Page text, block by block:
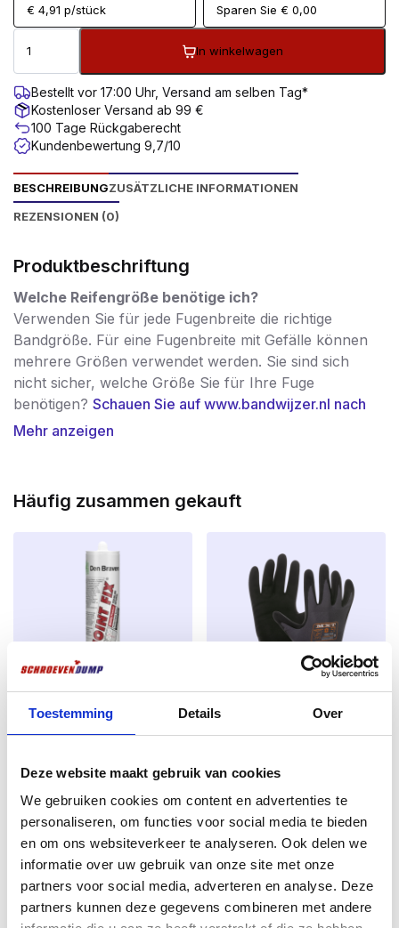
Toestemming Details Over
Deze website maakt gebruik van cookies
We gebruiken cookies om content en advertenties te
personaliseren, om functies voor social media te bieden
en om ons websiteverkeer te analyseren. Ook delen we
informatie over uw gebruik van onze site met onze
partners voor social media, adverteren en analyse. Deze
partners kunnen deze gegevens combineren met andere
€ 4,91 p/stück Sparen Sie€ 0,00
In winkelwagen
Bestellt vor 17:00 Uhr, Versand am selben Tag*
Kostenloser Versand ab 99 €
100 Tage Rückgaberecht
Kundenbewertung 9,7/10
BESCHREIBUNGZUSÄTZLICHE INFORMATIONEN
REZENSIONEN (0)
Produktbeschriftung
Welche Reifengröße benötige ich?
Verwenden Sie für jede Fugenbreite die richtige
Bandgröße. Für eine Fugenbreite mit Gefälle können
mehrere Größen verwendet werden. Sie sind sich
nicht sicher, welche Größe Sie für Ihre Fuge
benötigen? Schauen Sie auf www.bandwijzer.nl nach
der richtigen Größe!
Fugenabdichtung von Fugen in vertikalen
Metallen, Kunststoffen und Holz. Der
Anwendungsbereich in vertikalen Außenwänden hat
nur die Funktion einer regensicheren Abdichtung. Eine
zweite Fugenabdichtung auf der Innenseite
erforderlich. TP610 ILLMOD COMPRI bietet Schutz
vor Feuchtigkeit, Regen, Staub, Wärmeverlust und
Lärm.
kompatibel und nicht überstreichbar.
– Vermeiden Sie die Ablenkung von Schlagregen
durch angrenzende Materialien.
– Unbehandeltes Holz oder saugfähige und poröse
Oberflächen sollten vor dem Anbringen der Bänder
vor eindringendem Wasser geschützt werden.
TP610 ILLMOD COMPRI wird angewendet auf
Mehr anzeigen
Häufig zusammen gekauft
Nicht vorrätig
€2,39
excl. BTW:€1,98
Auf Lager